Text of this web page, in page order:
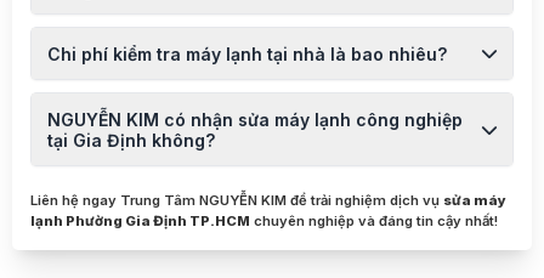
Chi phí kiểm tra máy lạnh tại nhà là bao nhiêu?
NGUYỄN KIM có nhận sửa máy lạnh công nghiệp
tại Gia Định không?
Liên hệ ngay Trung Tâm NGUYỄN KIM để trải nghiệm dịch vụ sửa máy
lạnh Phường Gia Định TP.HCM chuyên nghiệp và đáng tin cậy nhất!